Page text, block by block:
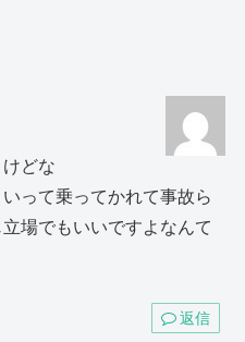
どな
って乗ってかれて事故ら
場でもいいですよなんて
返信